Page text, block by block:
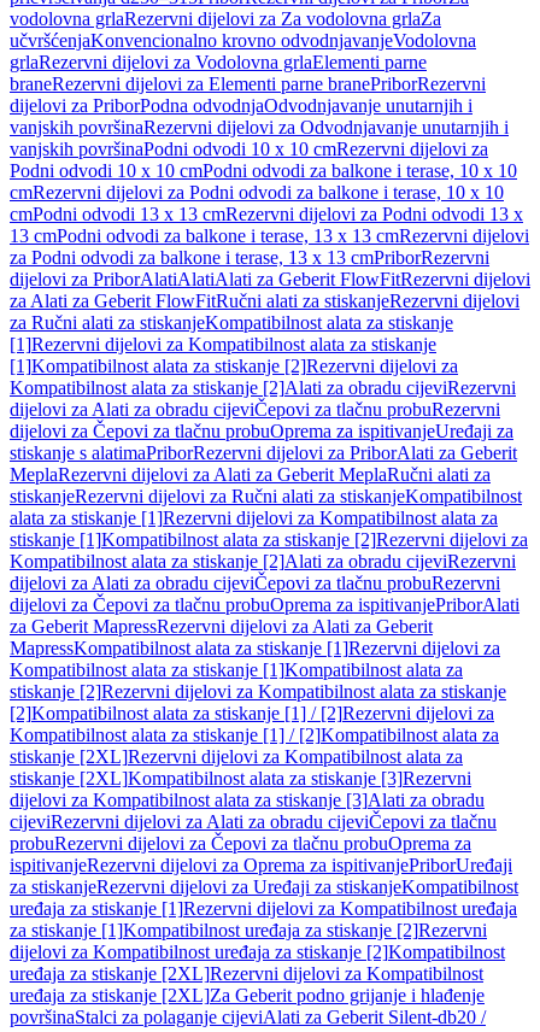
vodolovna grlaRezervni dijelovi za Za vodolovna grlaZa
učvršćenjaKonvencionalno krovno odvodnjavanjeVodolovna
grlaRezervni dijelovi za Vodolovna grlaElementi parne
braneRezervni dijelovi za Elementi parne branePriborRezervni
dijelovi za PriborPodna odvodnjaOdvodnjavanje unutarnjih i
vanjskih površinaRezervni dijelovi za Odvodnjavanje unutarnjih i
vanjskih površinaPodni odvodi 10 x 10 cmRezervni dijelovi za
Podni odvodi 10 x 10 cmPodni odvodi za balkone i terase, 10 x 10
cmRezervni dijelovi za Podni odvodi za balkone i terase, 10 x 10
cmPodni odvodi 13 x 13 cmRezervni dijelovi za Podni odvodi 13 x
13 cmPodni odvodi za balkone i terase, 13 x 13 cmRezervni dijelovi
za Podni odvodi za balkone i terase, 13 x 13 cmPriborRezervni
dijelovi za PriborAlatiAlatiAlati za Geberit FlowFitRezervni dijelovi
za Alati za Geberit FlowFitRučni alati za stiskanjeRezervni dijelovi
za Ručni alati za stiskanjeKompatibilnost alata za stiskanje
[1]Rezervni dijelovi za Kompatibilnost alata za stiskanje
[1]Kompatibilnost alata za stiskanje [2]Rezervni dijelovi za
Kompatibilnost alata za stiskanje [2]Alati za obradu cijeviRezervni
dijelovi za Alati za obradu cijeviČepovi za tlačnu probuRezervni
dijelovi za Čepovi za tlačnu probuOprema za ispitivanjeUređaji za
stiskanje s alatimaPriborRezervni dijelovi za PriborAlati za Geberit
MeplaRezervni dijelovi za Alati za Geberit MeplaRučni alati za
stiskanjeRezervni dijelovi za Ručni alati za stiskanjeKompatibilnost
alata za stiskanje [1]Rezervni dijelovi za Kompatibilnost alata za
stiskanje [1]Kompatibilnost alata za stiskanje [2]Rezervni dijelovi za
Kompatibilnost alata za stiskanje [2]Alati za obradu cijeviRezervni
dijelovi za Alati za obradu cijeviČepovi za tlačnu probuRezervni
dijelovi za Čepovi za tlačnu probuOprema za ispitivanjePriborAlati
za Geberit MapressRezervni dijelovi za Alati za Geberit
MapressKompatibilnost alata za stiskanje [1]Rezervni dijelovi za
Kompatibilnost alata za stiskanje [1]Kompatibilnost alata za
stiskanje [2]Rezervni dijelovi za Kompatibilnost alata za stiskanje
[2]Kompatibilnost alata za stiskanje [1] / [2]Rezervni dijelovi za
Kompatibilnost alata za stiskanje [1] / [2]Kompatibilnost alata za
stiskanje [2XL]Rezervni dijelovi za Kompatibilnost alata za
stiskanje [2XL]Kompatibilnost alata za stiskanje [3]Rezervni
dijelovi za Kompatibilnost alata za stiskanje [3]Alati za obradu
cijeviRezervni dijelovi za Alati za obradu cijeviČepovi za tlačnu
probuRezervni dijelovi za Čepovi za tlačnu probuOprema za
ispitivanjeRezervni dijelovi za Oprema za ispitivanjePriborUređaji
za stiskanjeRezervni dijelovi za Uređaji za stiskanjeKompatibilnost
uređaja za stiskanje [1]Rezervni dijelovi za Kompatibilnost uređaja
za stiskanje [1]Kompatibilnost uređaja za stiskanje [2]Rezervni
dijelovi za Kompatibilnost uređaja za stiskanje [2]Kompatibilnost
uređaja za stiskanje [2XL]Rezervni dijelovi za Kompatibilnost
uređaja za stiskanje [2XL]Za Geberit podno grijanje i hlađenje
površinaStalci za polaganje cijeviAlati za Geberit Silent-db20 /